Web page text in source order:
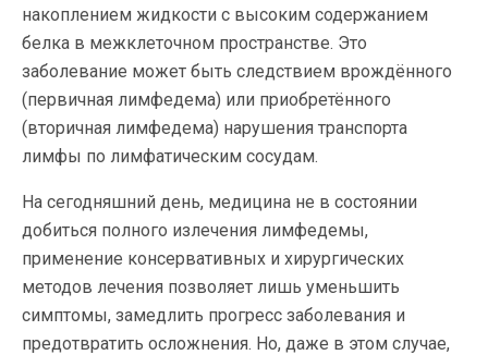
накоплением жидкости с высоким содержанием
белка в межклеточном пространстве. Это
заболевание может быть следствием врождённого
(первичная лимфедема) или приобретённого
(вторичная лимфедема) нарушения транспорта
лимфы по лимфатическим сосудам.
На сегодняшний день, медицина не в состоянии
добиться полного излечения лимфедемы,
применение консервативных и хирургических
методов лечения позволяет лишь уменьшить
симптомы, замедлить прогресс заболевания и
предотвратить осложнения. Но, даже в этом случае,